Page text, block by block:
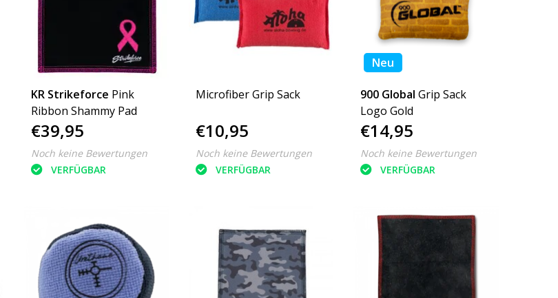
KR Strikeforce Pink
Ribbon Shammy Pad
€39,95
Noch keine Bewertungen
VERFÜGBAR
Microfiber Grip Sack
€10,95
Noch keine Bewertungen
VERFÜGBAR
Neu
900 Global Grip Sack
Logo Gold
€14,95
Noch keine Bewertungen
VERFÜGBAR